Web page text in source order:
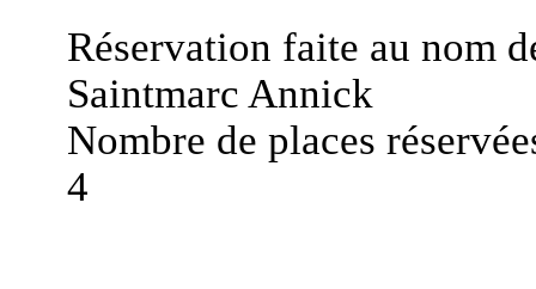
Réservation faite au nom
Saintmarc Annick
Nombre de places
4